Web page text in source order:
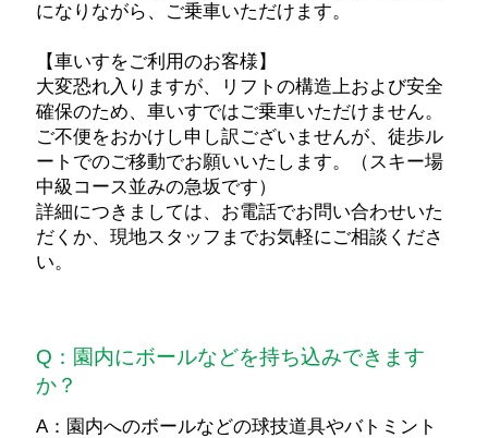
になりながら、ご乗車いただけます。
【車いすをご利用のお客様】
大変恐れ入りますが、リフトの構造上および安全
確保のため、車いすではご乗車いただけません。
ご不便をおかけし申し訳ございませんが、徒歩ル
ートでのご移動でお願いいたします。（スキー場
中級コース並みの急坂です）
詳細につきましては、お電話でお問い合わせいた
だくか、現地スタッフまでお気軽にご相談くださ
い。
Q：園内にボールなどを持ち込みできます
か？
A：園内へのボールなどの球技道具やバトミント